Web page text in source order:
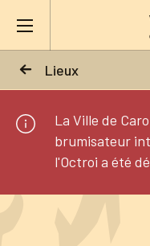
Lieux
Mairie
La Ville de
brumisateur
l'Octroi a été